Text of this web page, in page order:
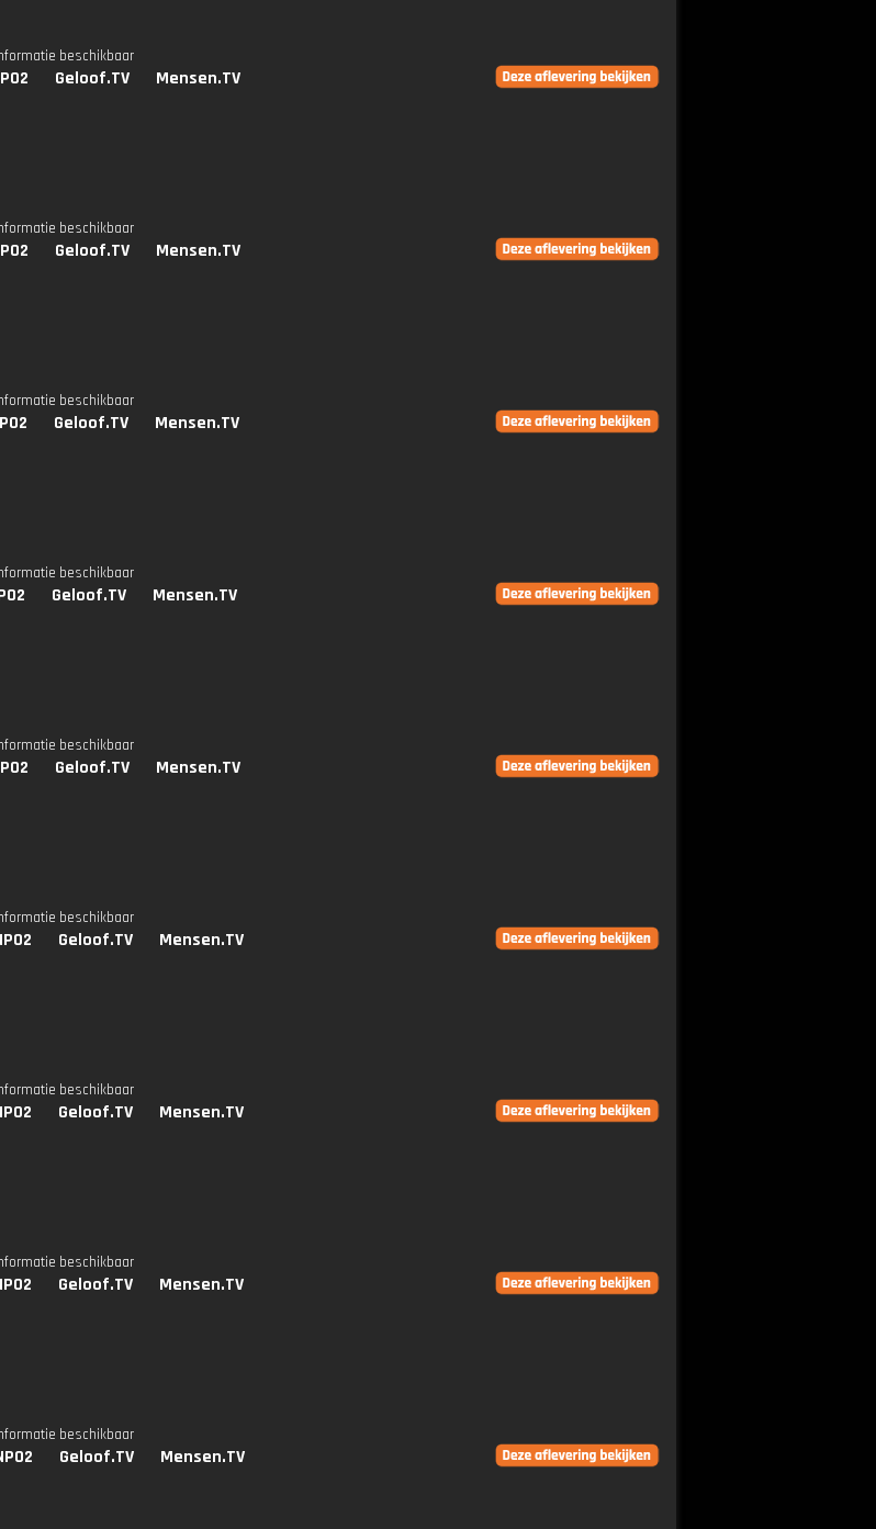
beschikbaar
Geloof.TV Mensen.TV
beschikbaar
Geloof.TV Mensen.TV
beschikbaar
Geloof.TV Mensen.TV
beschikbaar
Geloof.TV Mensen.TV
beschikbaar
Geloof.TV Mensen.TV
beschikbaar
Geloof.TV Mensen.TV
beschikbaar
Geloof.TV Mensen.TV
beschikbaar
Geloof.TV Mensen.TV
beschikbaar
Geloof.TV Mensen.TV